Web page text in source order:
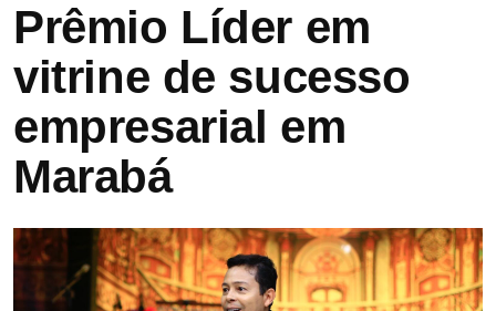
Prêmio Líder em
vitrine de sucesso
empresarial em
Marabá